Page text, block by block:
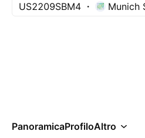
US2209SBM4 Munich
PanoramicaProfiloAltro